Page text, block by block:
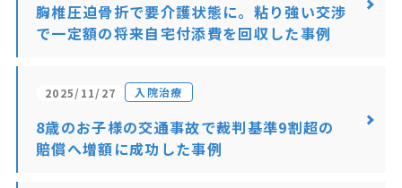
胸椎圧迫骨折で要介護状態に。粘り強い交渉
で一定額の将来自宅付添費を回収した事例
2025/11/27 入院治療
8歳のお子様の交通事故で裁判基準9割超の
賠償へ増額に成功した事例